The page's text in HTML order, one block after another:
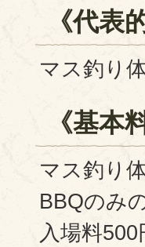
《代表
マス釣り
《基本
マス釣り
BBQのみ
入場料500